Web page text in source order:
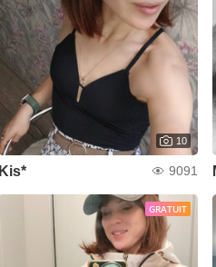
10
Kis* 9091
GRATUIT